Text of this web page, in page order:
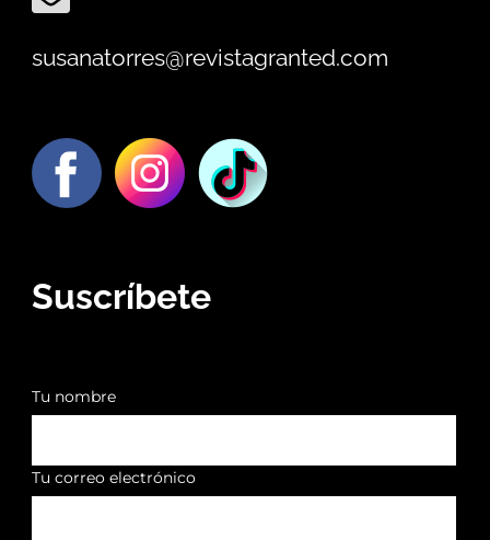
susanatorres@revistagranted.com
Suscríbete
Tu nombre
Tu correo electrónico